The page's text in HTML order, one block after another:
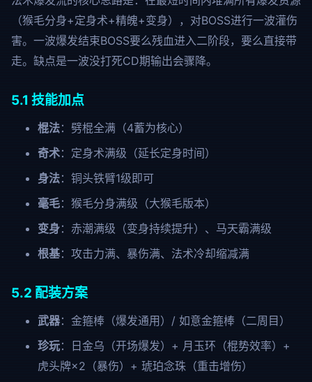
（猴毛分身+定身术+精魄+变身），对BOSS进行一波灌伤
害。一波爆发结束BOSS要么残血进入二阶段，要么直接带
走。缺点是一波没打死CD期输出会骤降。
5.1 技能加点
棍法：劈棍全满（4蓄为核心）
奇术：定身术满级（延长定身时间）
身法：铜头铁臂1级即可
毫毛：猴毛分身满级（大猴毛版本）
变身：赤潮满级（变身持续提升）、马天霸满级
根基：攻击力满、暴伤满、法术冷却缩减满
5.2 配装方案
武器：金箍棒（爆发通用）/ 如意金箍棒（二周目）
珍玩：日金乌（开场爆发）+ 月玉环（棍势效率）+
虎头牌×2（暴伤）+ 琥珀念珠（重击增伤）